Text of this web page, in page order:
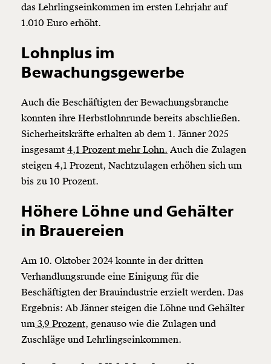
Veränderung
beginnt mit Dir!
WerdeFördermitgliedund wir können gemeinsam
unsere Wirtschaft so gestalten, dass sie für alle
Netz. Unabhängig und werbefrei. Und das wird auch
so bleiben. Kämpf’ mit uns für den Fortschritt und
unterstütze uns mit Deinem Mitgliedsbeitrag.
das Lehrlingseinkommen im ersten Lehrjahr auf
1.010 Euro erhöht.
Lohnplus im
Bewachungsgewerbe
Auch die Beschäftigten der Bewachungsbranche
konnten ihre Herbstlohnrunde bereits abschließen.
Sicherheitskräfte erhalten ab dem 1. Jänner 2025
insgesamt 4,1 Prozent mehr Lohn. Auch die Zulagen
steigen 4,1 Prozent, Nachtzulagen erhöhen sich um
bis zu 10 Prozent.
Höhere Löhne und Gehälter
in Brauereien
Am 10. Oktober 2024 konnte in der dritten
Verhandlungsrunde eine Einigung für die
Beschäftigten der Brauindustrie erzielt werden. Das
Ergebnis: Ab Jänner steigen die Löhne und Gehälter
um 3,9 Prozent, genauso wie die Zulagen und
Zuschläge und Lehrlingseinkommen.